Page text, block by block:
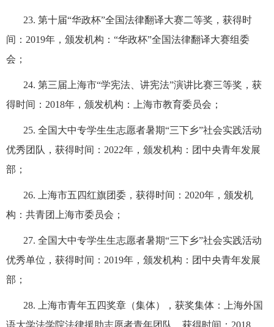
23. 第十届“华政杯”全国法律翻译大赛二等奖，获得时
间： 2019年，颁发机构： “华政杯”全国法律翻译大赛组委
会；
24. 第三届上海市“学宪法、讲宪法”演讲比赛三等奖，获
得时间： 2018年，颁发机构：上海市教育委员会；
25. 全国大中专学生生志愿者暑期“三下乡”社会实践活动
优秀团队，获得时间： 2022年，颁发机构：团中央青年发展
部；
26. 上海市五四红旗团委，获得时间： 2020年，颁发机
构：共青团上海市委员会；
27. 全国大中专学生生志愿者暑期“三下乡”社会实践活动
优秀单位，获得时间： 2019年，颁发机构：团中央青年发展
部；
28.
上海市青年五四奖章（集体），获奖集体：上海外国
语大学法学院法律援助志愿者青年团队，获得时间： 2018